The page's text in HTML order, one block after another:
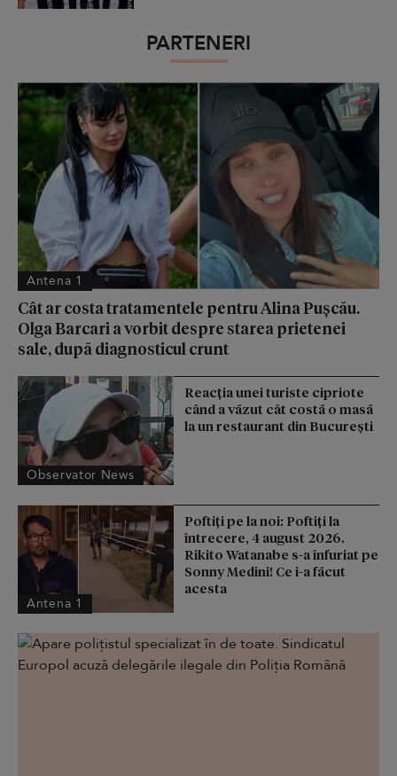
PARTENERI
Antena 1
Cât ar costa tratamentele pentru Alina Pușcău.
Olga Barcari a vorbit despre starea prietenei
sale, după diagnosticul crunt
Observator News
Reacţia unei turiste cipriote
când a văzut cât costă o masă
la un restaurant din Bucureşti
Antena 1
Poftiți pe la noi: Poftiți la
întrecere, 4 august 2026.
Rikito Watanabe s-a înfuriat pe
Sonny Medini! Ce i-a făcut
acesta